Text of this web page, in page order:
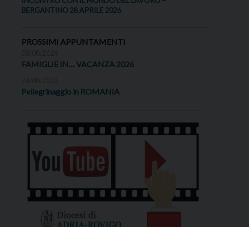
BERGANTINO 28 APRILE 2026
PROSSIMI APPUNTAMENTI
FAMIGLIE IN… VACANZA 2026
Pellegrinaggio in ROMANIA